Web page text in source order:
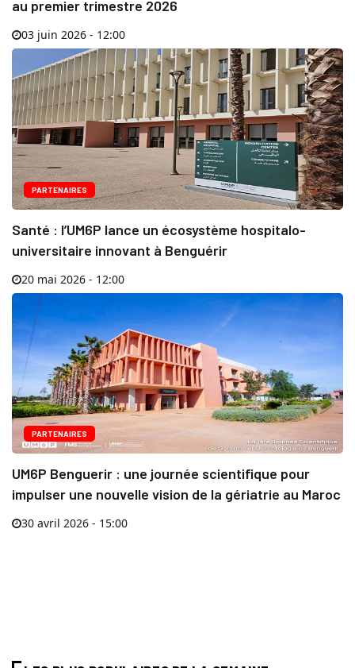
au premier trimestre 2026
03 juin 2026 - 12:00
PARTENAIRES
Santé : l’UM6P lance un écosystème hospitalo-
universitaire innovant à Benguérir
20 mai 2026 - 12:00
PARTENAIRES
UM6P Benguerir : une journée scientifique pour
impulser une nouvelle vision de la gériatrie au Maroc
30 avril 2026 - 15:00